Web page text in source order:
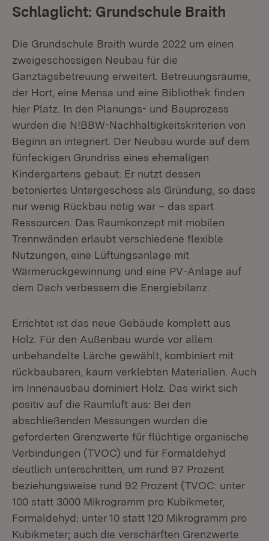
Schlaglicht: Grundschule Braith
Die Grundschule Braith wurde 2022 um einen
zweigeschossigen Neubau für die
Ganztagsbetreuung erweitert. Betreuungsräume,
der Hort, eine Mensa und eine Bibliothek finden
hier Platz. In den Planungs- und Bauprozess
wurden die N!BBW-Nachhaltigkeitskriterien von
Beginn an integriert. Der Neubau wurde auf dem
fünfeckigen Grundriss eines ehemaligen
Kindergartens gebaut: Er nutzt dessen
betoniertes Untergeschoss als Gründung, so dass
nur wenig Rückbau nötig war – das spart
Ressourcen. Das Raumkonzept mit mobilen
Trennwänden erlaubt verschiedene flexible
Nutzungen, eine Lüftungsanlage mit
Wärmerückgewinnung und eine PV-Anlage auf
dem Dach verbessern die Energiebilanz.
Errichtet ist das neue Gebäude komplett aus
Holz. Für den Außenbau wurde vor allem
unbehandelte Lärche gewählt, kombiniert mit
rückbaubaren, kaum verklebten Materialien. Auch
im Innenausbau dominiert Holz. Das wirkt sich
positiv auf die Raumluft aus: Bei den
abschließenden Messungen wurden die
geforderten Grenzwerte für flüchtige organische
Verbindungen (TVOC) und für Formaldehyd
deutlich unterschritten, um rund 97 Prozent
beziehungsweise rund 92 Prozent (TVOC: unter
100 statt 3000 Mikrogramm pro Kubikmeter,
Formaldehyd: unter 10 statt 120 Mikrogramm pro
Kubikmeter; auch die verschärften Grenzwerte